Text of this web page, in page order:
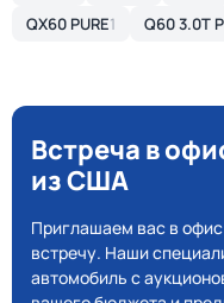
QX60 PURE1 Q60 3.0T P
Встреча в
из США
Приглашаем вас в офис
встречу. Наши
автомобиль с